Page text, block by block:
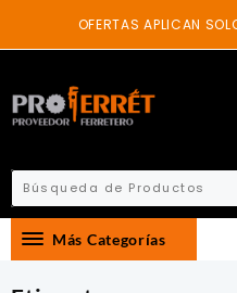
content
OFERTAS APLICAN
Más Categorías